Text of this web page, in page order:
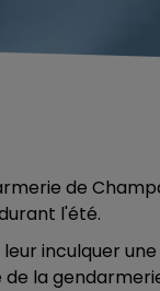
de
l'été.
leur inculquer
la